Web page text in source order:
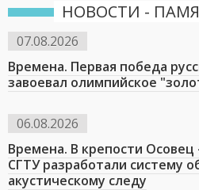
НОВОСТИ -
07.08.2026
Времена. Первая победа
завоевал олимпийское
06.08.2026
Времена. В крепости Осовец
СГТУ разработали систему
акустическому следу